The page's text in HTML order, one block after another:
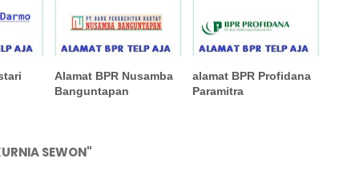
Alamat BPR Nusamba
Banguntapan
alamat BPR Profidana
Paramitra
SEWON"